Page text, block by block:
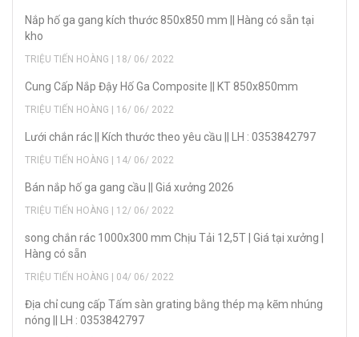
Nắp hố ga gang kích thước 850x850 mm || Hàng có sẵn tại
kho
TRIỆU TIẾN HOÀNG | 18/ 06/ 2022
Cung Cấp Nắp Đậy Hố Ga Composite || KT 850x850mm
TRIỆU TIẾN HOÀNG | 16/ 06/ 2022
Lưới chắn rác || Kích thước theo yêu cầu || LH : 0353842797
TRIỆU TIẾN HOÀNG | 14/ 06/ 2022
Bán nắp hố ga gang cầu || Giá xưởng 2026
TRIỆU TIẾN HOÀNG | 12/ 06/ 2022
song chắn rác 1000x300 mm Chịu Tải 12,5T | Giá tại xưởng |
Hàng có sẵn
TRIỆU TIẾN HOÀNG | 04/ 06/ 2022
Địa chỉ cung cấp Tấm sàn grating bằng thép mạ kẽm nhúng
nóng || LH : 0353842797